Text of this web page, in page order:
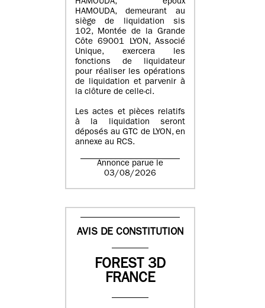
HAMOUDA, époux
HAMOUDA, demeurant au
siège de liquidation sis
102, Montée de la Grande
Côte 69001 LYON, Associé
Unique, exercera les
fonctions de liquidateur
pour réaliser les opérations
de liquidation et parvenir à
la clôture de celle-ci.
Les actes et pièces relatifs
à la liquidation seront
déposés au GTC de LYON, en
annexe au RCS.
Annonce parue le
03/08/2026
AVIS DE CONSTITUTION
FOREST 3D
FRANCE